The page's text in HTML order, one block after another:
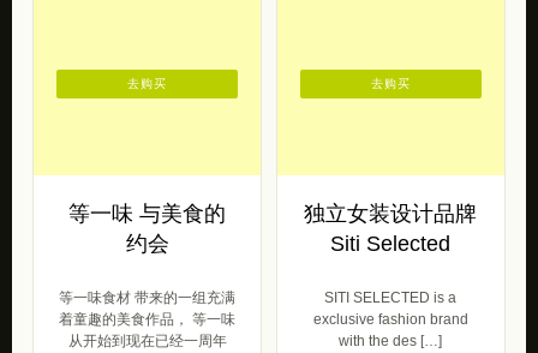
等一味 与美食的
约会
等一味食材 带来的一组充满
着童趣的美食作品， 等一味
从开始到现在已经一周年
去购买
独立女装设计品牌
Siti Selected
SITI SELECTED is a
exclusive fashion brand
with the des […]
去购买